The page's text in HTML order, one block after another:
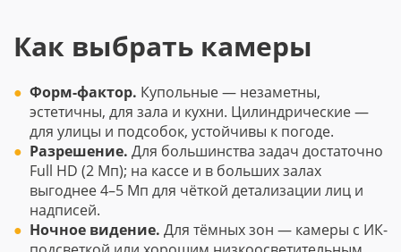
Как выбрать камеры
Форм-фактор. Купольные — незаметны,
эстетичны, для зала и кухни. Цилиндрические —
для улицы и подсобок, устойчивы к погоде.
Разрешение. Для большинства задач достаточно
Full HD (2 Мп); на кассе и в больших залах
выгоднее 4–5 Мп для чёткой детализации лиц и
надписей.
Ночное видение. Для тёмных зон — камеры с ИК-